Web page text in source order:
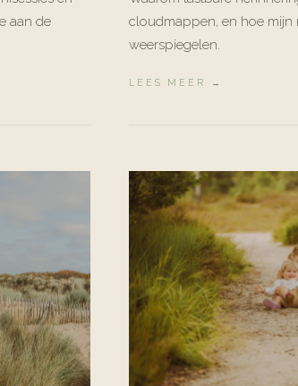
aan de
cloudmappen, en hoe mijn
weerspiegelen.
LEES MEER →